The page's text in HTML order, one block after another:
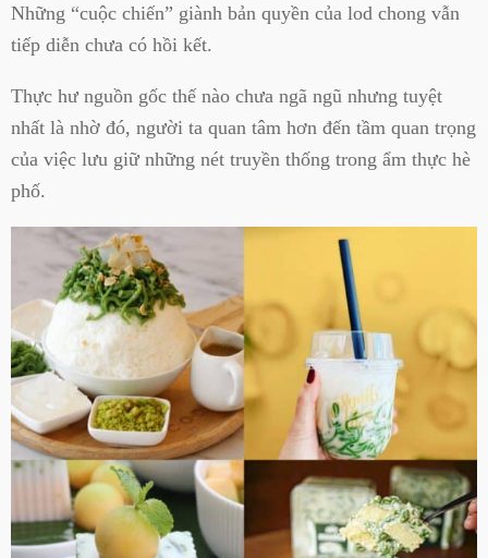
Những “cuộc chiến” giành bản quyền của lod chong vẫn
tiếp diễn chưa có hồi kết.
Thực hư nguồn gốc thế nào chưa ngã ngũ nhưng tuyệt
nhất là nhờ đó, người ta quan tâm hơn đến tầm quan trọng
của việc lưu giữ những nét truyền thống trong ẩm thực hè
phố.